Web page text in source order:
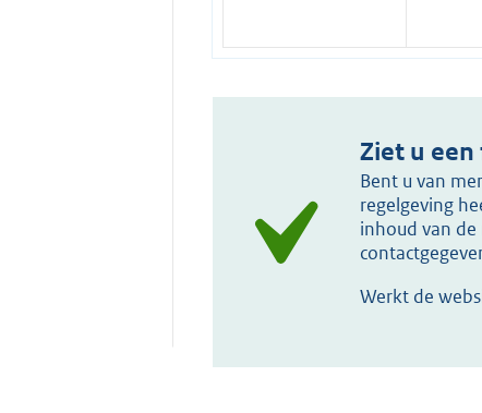
Ziet u
Bent u van
regelgeving
inhoud van de
Werkt de